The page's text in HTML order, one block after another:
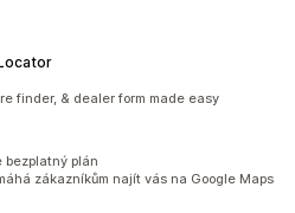
finder, & dealer form made easy
bezplatný plán
zákazníkům najít vás na Google Maps